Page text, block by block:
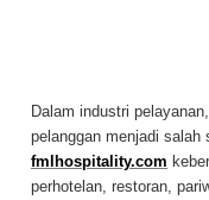
Dalam industri
pelanggan menjadi
fmlhospitality.com
perhotelan, restoran,